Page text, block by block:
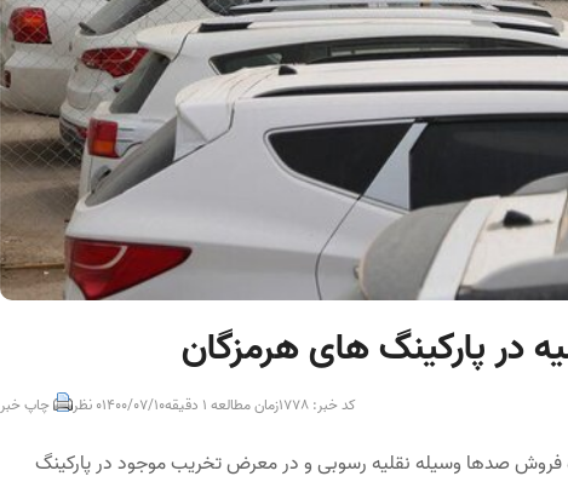
در پارکینگ های هرمزگان
کد خبر: 1778 زمان مطالعه 1 دقیقه 1400/07/100 نظر چاپ خبر
فروش صدها وسیله نقلیه رسوبی و در معرض تخریب موجود در پارکینگ